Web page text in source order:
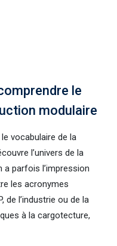
le
modulaire
vocabulaire de la
l’univers de la
parfois l’impression
les acronymes
de l’industrie ou de la
à la cargotecture,